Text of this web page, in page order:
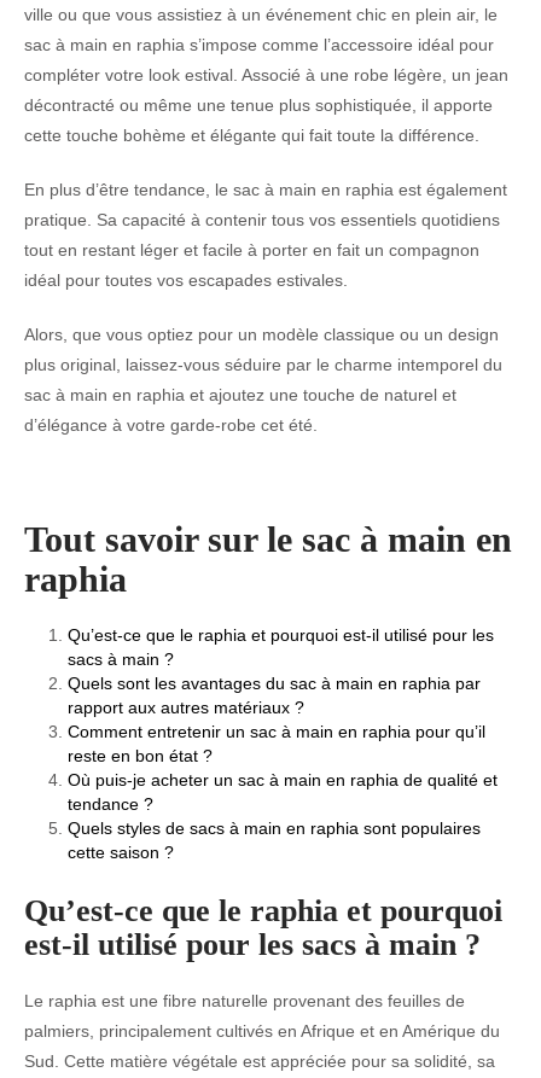
ville ou que vous assistiez à un événement chic en plein air, le
sac à main en raphia s’impose comme l’accessoire idéal pour
compléter votre look estival. Associé à une robe légère, un jean
décontracté ou même une tenue plus sophistiquée, il apporte
cette touche bohème et élégante qui fait toute la différence.
En plus d’être tendance, le sac à main en raphia est également
pratique. Sa capacité à contenir tous vos essentiels quotidiens
tout en restant léger et facile à porter en fait un compagnon
idéal pour toutes vos escapades estivales.
Alors, que vous optiez pour un modèle classique ou un design
plus original, laissez-vous séduire par le charme intemporel du
sac à main en raphia et ajoutez une touche de naturel et
d’élégance à votre garde-robe cet été.
Tout savoir sur le sac à main en
raphia
Qu’est-ce que le raphia et pourquoi est-il utilisé pour les
sacs à main ?
Quels sont les avantages du sac à main en raphia par
rapport aux autres matériaux ?
Comment entretenir un sac à main en raphia pour qu’il
reste en bon état ?
Où puis-je acheter un sac à main en raphia de qualité et
tendance ?
Quels styles de sacs à main en raphia sont populaires
cette saison ?
Qu’est-ce que le raphia et pourquoi
est-il utilisé pour les sacs à main ?
Le raphia est une fibre naturelle provenant des feuilles de
palmiers, principalement cultivés en Afrique et en Amérique du
Sud. Cette matière végétale est appréciée pour sa solidité, sa